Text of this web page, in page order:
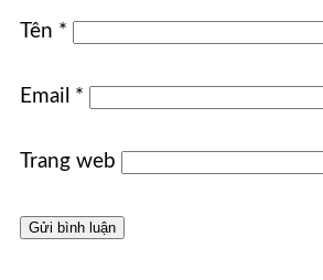
Tên *
Email *
Trang web